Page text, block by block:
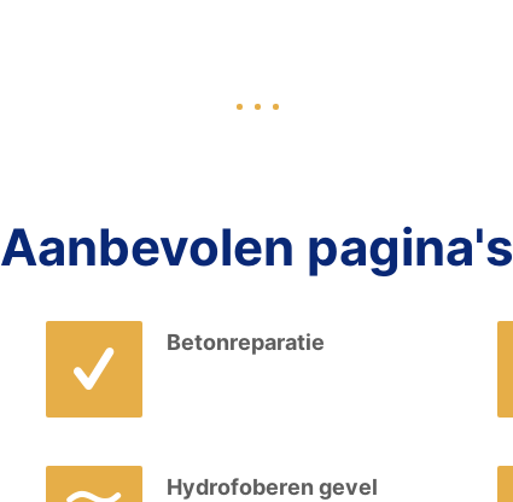
e
Aanbevolen pagina's
Betonreparatie
Hydrofoberen gevel